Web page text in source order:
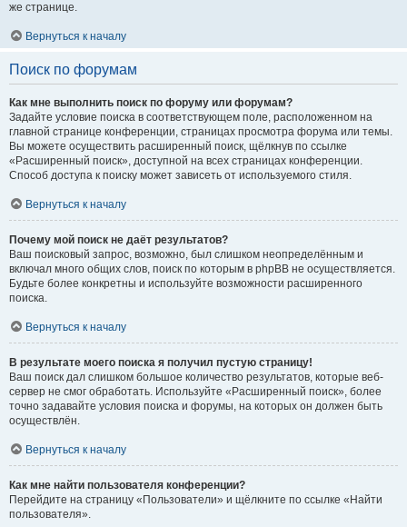
же странице.
Вернуться к началу
Поиск по форумам
Как мне выполнить поиск по форуму или форумам?
Задайте условие поиска в соответствующем поле, расположенном на
главной странице конференции, страницах просмотра форума или темы.
Вы можете осуществить расширенный поиск, щёлкнув по ссылке
«Расширенный поиск», доступной на всех страницах конференции.
Способ доступа к поиску может зависеть от используемого стиля.
Вернуться к началу
Почему мой поиск не даёт результатов?
Ваш поисковый запрос, возможно, был слишком неопределённым и
включал много общих слов, поиск по которым в phpBB не осуществляется.
Будьте более конкретны и используйте возможности расширенного
поиска.
Вернуться к началу
В результате моего поиска я получил пустую страницу!
Ваш поиск дал слишком большое количество результатов, которые веб-
сервер не смог обработать. Используйте «Расширенный поиск», более
точно задавайте условия поиска и форумы, на которых он должен быть
осуществлён.
Вернуться к началу
Как мне найти пользователя конференции?
Перейдите на страницу «Пользователи» и щёлкните по ссылке «Найти
пользователя».